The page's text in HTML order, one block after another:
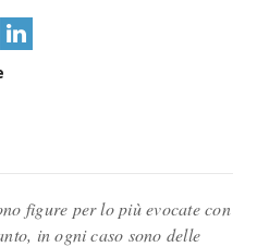
figure per lo più evocate con
in ogni caso sono delle